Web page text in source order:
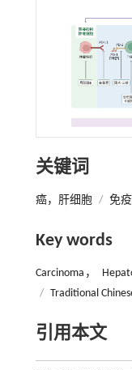
关键词
癌，肝细胞 / 免
Key words
Carcinoma，
/ Traditional
引用本文